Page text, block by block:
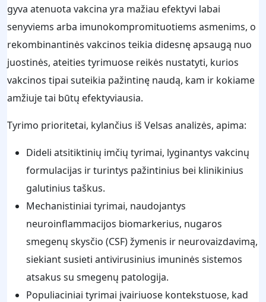
gyva atenuota vakcina yra mažiau efektyvi labai
senyviems arba imunokompromituotiems asmenims, o
rekombinantinės vakcinos teikia didesnę apsaugą nuo
juostinės, ateities tyrimuose reikės nustatyti, kurios
vakcinos tipai suteikia pažintinę naudą, kam ir kokiame
amžiuje tai būtų efektyviausia.
Tyrimo prioritetai, kylančius iš Velsas analizės, apima:
Dideli atsitiktinių imčių tyrimai, lyginantys vakcinų
formulacijas ir turintys pažintinius bei klinikinius
galutinius taškus.
Mechanistiniai tyrimai, naudojantys
neuroinflammacijos biomarkerius, nugaros
smegenų skysčio (CSF) žymenis ir neurovaizdavimą,
siekiant susieti antivirusinius imuninės sistemos
atsakus su smegenų patologija.
Populiaciniai tyrimai įvairiuose kontekstuose, kad